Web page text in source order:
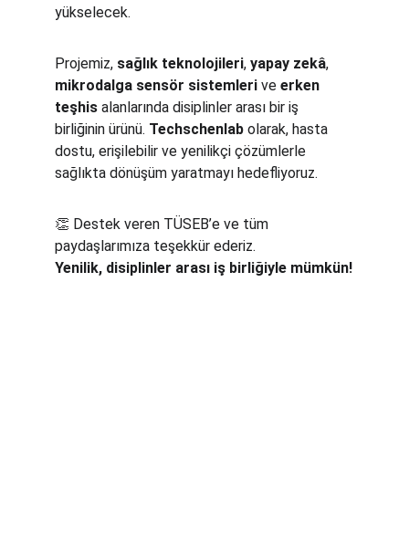
yükselecek.
Projemiz, sağlık teknolojileri, yapay zekâ,
mikrodalga sensör sistemleri ve erken
teşhis alanlarında disiplinler arası bir iş
birliğinin ürünü. Techschenlab olarak, hasta
dostu, erişilebilir ve yenilikçi çözümlerle
sağlıkta dönüşüm yaratmayı hedefliyoruz.
👏 Destek veren TÜSEB’e ve tüm
paydaşlarımıza teşekkür ederiz.
Yenilik, disiplinler arası iş birliğiyle mümkün!